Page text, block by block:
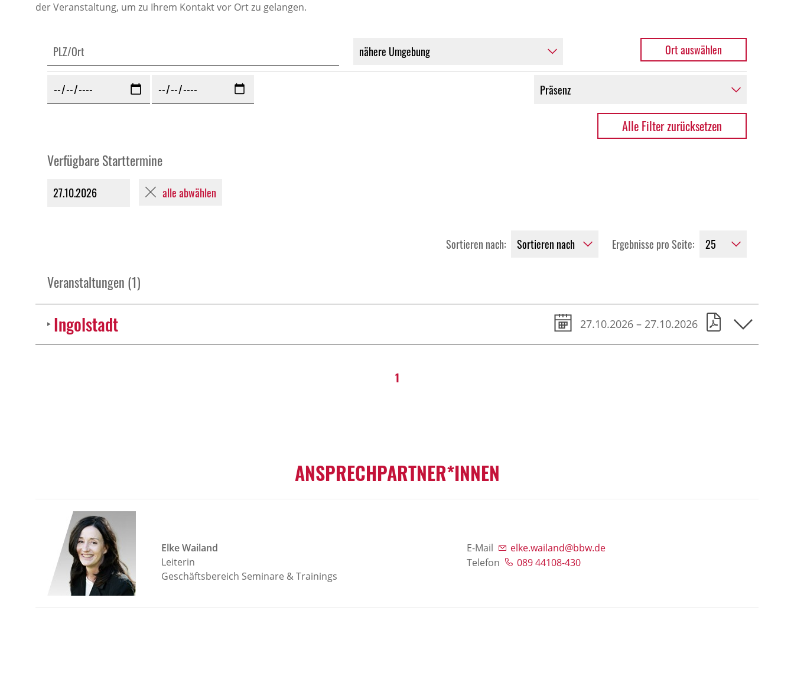
der Veranstaltung, um zu Ihrem Kontakt vor Ort zu gelangen.
Alle Filter zurücksetzen
Verfügbare Starttermine
27.10.2026 alle abwählen
Sortieren nach: Ergebnisse pro Seite:
Veranstaltungen (1)
Ingolstadt 27.10.2026 – 27.10.2026
1
ANSPRECHPARTNER*INNEN
Elke Wailand
Leiterin
Geschäftsbereich Seminare & Trainings
E-Mail
elke.wailand@bbw.de
Telefon
089 44108-430